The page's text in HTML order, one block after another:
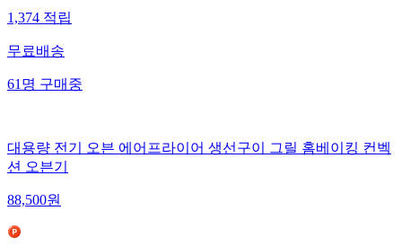
1,374적립
무료배송
61명구매중
대용량 전기 오븐 에어프라이어 생선구이 그릴 홈베이킹 컨벡
션 오븐기
88,500원